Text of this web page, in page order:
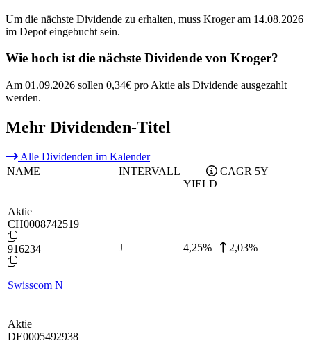
Um die nächste Dividende zu erhalten, muss Kroger am 14.08.2026
im Depot eingebucht sein.
Wie hoch ist die nächste Dividende von Kroger?
Am 01.09.2026 sollen 0,34€ pro Aktie als Dividende ausgezahlt
werden.
Mehr Dividenden-Titel
Alle Dividenden im Kalender
NAME
INTERVALL
YIELD
CAGR 5Y
Aktie
CH0008742519
916234
Swisscom N
J 4,25% 2,03%
Aktie
DE0005492938